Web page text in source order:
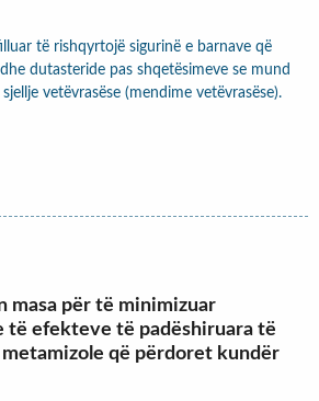
të rishqyrtojë sigurinë e barnave që
dutasteride pas shqetësimeve se mund
vetëvrasëse (mendime vetëvrasëse).
masa për të minimizuar
të efekteve të padëshiruara të
që përdoret kundër